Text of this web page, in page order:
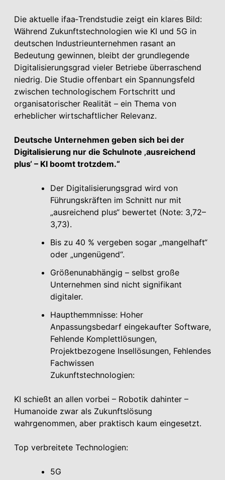
Die aktuelle ifaa‑Trendstudie zeigt ein klares Bild:
Während Zukunftstechnologien wie KI und 5G in
deutschen Industrieunternehmen rasant an
Bedeutung gewinnen, bleibt der grundlegende
Digitalisierungsgrad vieler Betriebe überraschend
niedrig. Die Studie offenbart ein Spannungsfeld
zwischen technologischem Fortschritt und
organisatorischer Realität – ein Thema von
erheblicher wirtschaftlicher Relevanz.
Deutsche Unternehmen geben sich bei der
Digitalisierung nur die Schulnote ‚ausreichend
plus‘ – KI boomt trotzdem.“
Der Digitalisierungsgrad wird von
Führungskräften im Schnitt nur mit
„ausreichend plus“ bewertet (Note: 3,72–
3,73).
Bis zu 40 % vergeben sogar „mangelhaft“
oder „ungenügend“.
Größenunabhängig – selbst große
Unternehmen sind nicht signifikant
digitaler.
Haupthemmnisse: Hoher
Anpassungsbedarf eingekaufter Software,
Fehlende Komplettlösungen,
Projektbezogene Insellösungen, Fehlendes
Fachwissen
Zukunftstechnologien:
KI schießt an allen vorbei – Robotik dahinter –
Humanoide zwar als Zukunftslösung
wahrgenommen, aber praktisch kaum eingesetzt.
Top verbreitete Technologien:
5G